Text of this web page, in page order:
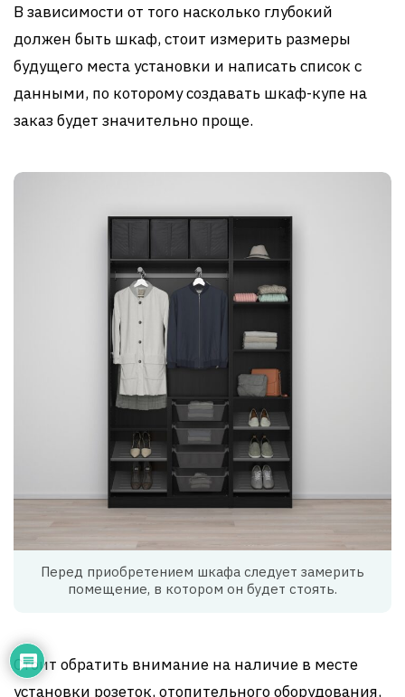
В зависимости от того насколько глубокий
должен быть шкаф, стоит измерить размеры
будущего места установки и написать список с
данными, по которому создавать шкаф-купе на
заказ будет значительно проще.
Перед приобретением шкафа следует замерить
помещение, в котором он будет стоять.
Стоит обратить внимание на наличие в месте
установки розеток, отопительного оборудования,